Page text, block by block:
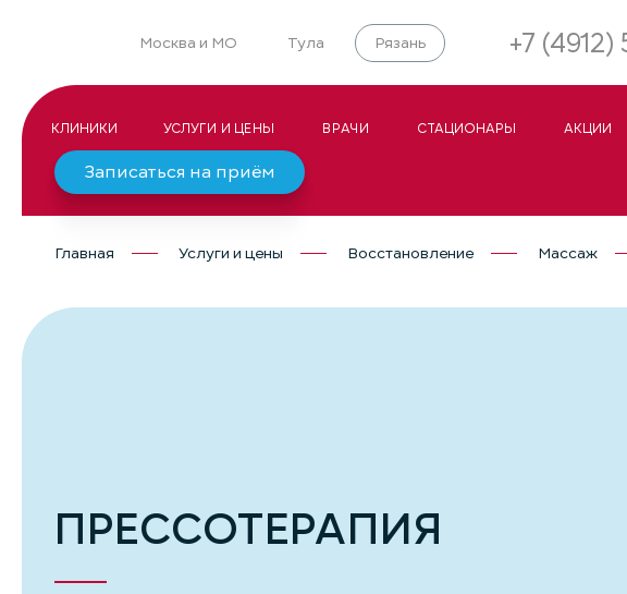
Москва и МО Тула Рязань +7
КЛИНИКИ УСЛУГИ И ЦЕНЫ ВРАЧИ СТАЦИОНАРЫ АКЦИИ
Записаться на приём
Главная Услуги и цены Восстановление Массаж
ПРЕССОТЕРАПИЯ